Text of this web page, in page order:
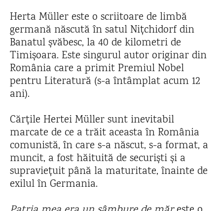
Herta Müller este o scriitoare de limbă
germană născută în satul Nițchidorf din
Banatul șvăbesc, la 40 de kilometri de
Timișoara. Este singurul autor originar din
România care a primit Premiul Nobel
pentru Literatură (s-a întâmplat acum 12
ani).
Cărțile Hertei Müller sunt inevitabil
marcate de ce a trăit aceasta în România
comunistă, în care s-a născut, s-a format, a
muncit, a fost hăituită de securiști și a
supraviețuit până la maturitate, înainte de
exilul în Germania.